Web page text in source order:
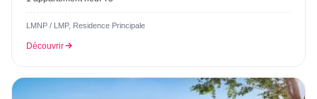
LMNP / LMP, Residence Principale
Découvrir